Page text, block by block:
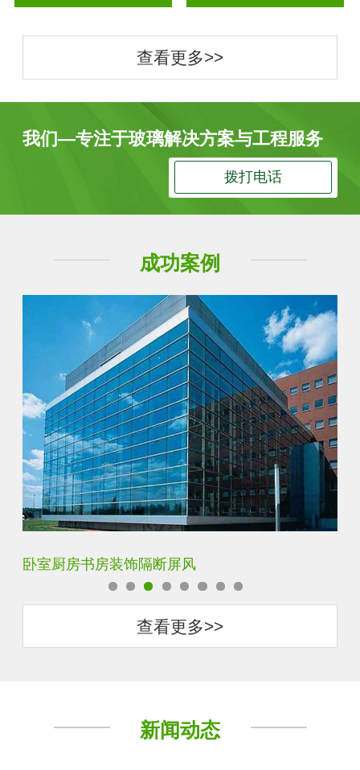
查看更多>>
我们—专注于玻璃解决方案与工程服务
拨打电话
成功案例
卧室厨房书房装饰隔断屏风
查看更多>>
新闻动态